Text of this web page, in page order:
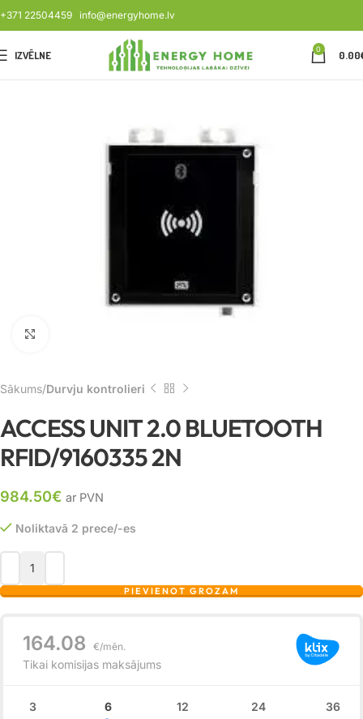
+371 22504459 info@energyhome.lv
IZVĒLNE 0 0.00
Sākums Durvju kontrolieri
ACCESS UNIT 2.0 BLUETOOTH
RFID/9160335 2N
984.50€ ar PVN
Noliktavā 2 prece/-es
PIEVIENOT GROZAM